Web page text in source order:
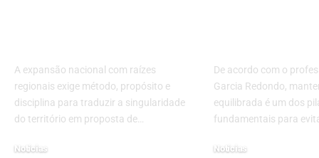
A expansão nacional com raízes
regionais exige método, propósito e
disciplina para traduzir a singularidade
do território em proposta de…
Notícias
De acordo com o
Garcia Redondo,
equilibrada é um dos
fundamentais para
Notícias